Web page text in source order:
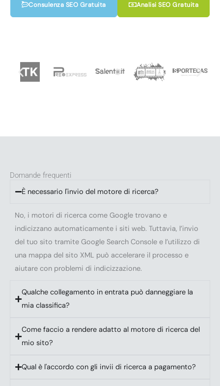
Consulenza SEO Gratuita Analisi SEO Gratuita
Domande frequenti
È necessario l'invio del motore di ricerca?
No, i motori di ricerca come Google trovano e
indicizzano automaticamente i siti web. Tuttavia, l’invio
del tuo sito tramite Google Search Console e l’utilizzo di
una mappa del sito XML può accelerare il processo e
aiutare con problemi di indicizzazione.
Qualche collegamento in entrata può danneggiare la
mia classifica?
Come faccio a rendere adatto al motore di ricerca del
mio sito?
Qual è l'accordo con gli invii di ricerca a pagamento?